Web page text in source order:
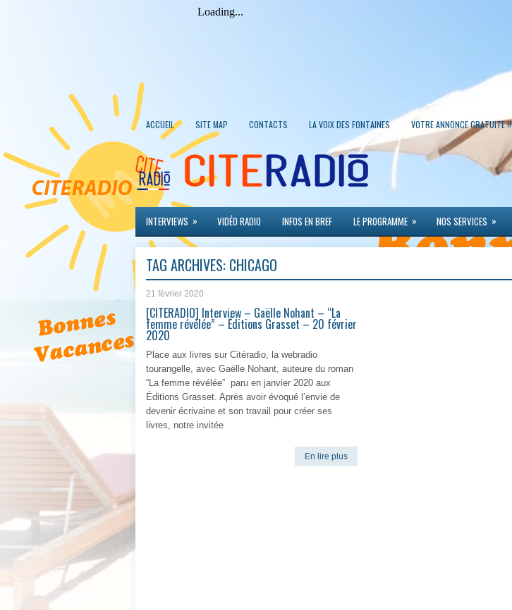
ACCUEIL SITE MAP CONTACTS LA VOIX DES FONTAINES VOTRE ANNONCE GRATUITE !!
INTERVIEWS » VIDÉO RADIO INFOS EN BREF LE PROGRAMME » NOS SERVICES »
TAG ARCHIVES: CHICAGO
21 février 2020
[CITERADIO] Interview – Gaëlle Nohant – “La
femme révélée” – Éditions Grasset – 20 février
2020
Place aux livres sur Citéradio, la webradio
tourangelle, avec Gaëlle Nohant, auteure du roman
“La femme révélée” paru en janvier 2020 aux
Éditions Grasset. Après avoir évoqué l’envie de
devenir écrivaine et son travail pour créer ses
livres, notre invitée
En lire plus